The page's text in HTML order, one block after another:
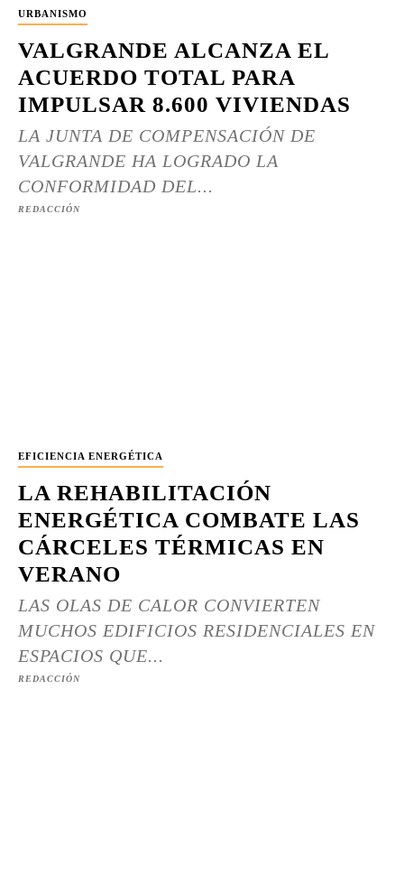
URBANISMO
VALGRANDE ALCANZA EL
ACUERDO TOTAL PARA
IMPULSAR 8.600 VIVIENDAS
LA JUNTA DE COMPENSACIÓN DE
VALGRANDE HA LOGRADO LA
CONFORMIDAD DEL...
REDACCIÓN
EFICIENCIA ENERGÉTICA
LA REHABILITACIÓN
ENERGÉTICA COMBATE LAS
CÁRCELES TÉRMICAS EN
VERANO
LAS OLAS DE CALOR CONVIERTEN
MUCHOS EDIFICIOS RESIDENCIALES EN
ESPACIOS QUE...
REDACCIÓN